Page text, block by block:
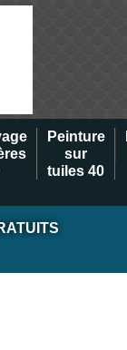
Peinture
sur
tuiles 40